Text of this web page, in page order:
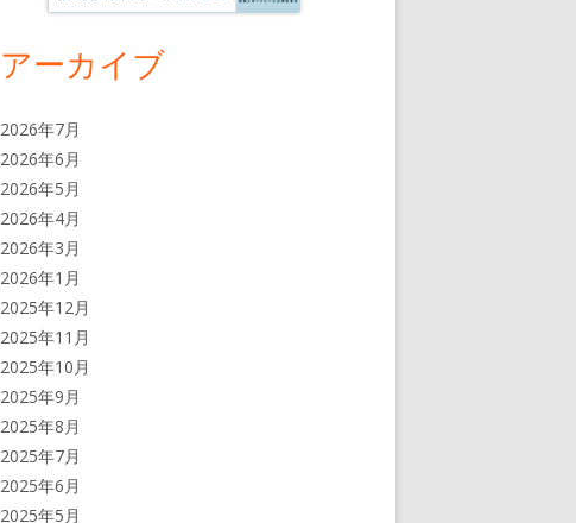
アーカイブ
2026年7月
2026年6月
2026年5月
2026年4月
2026年3月
2026年1月
2025年12月
2025年11月
2025年10月
2025年9月
2025年8月
2025年7月
2025年6月
2025年5月